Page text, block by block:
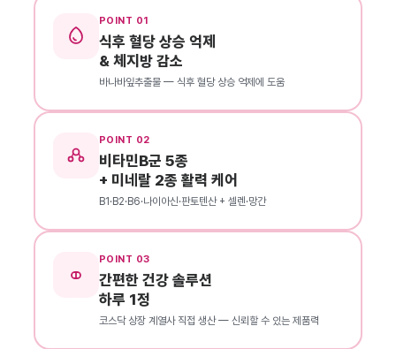
POINT 01
식후 혈당 상승 억제
& 체지방 감소
바나바잎추출물 — 식후 혈당 상승 억제에 도움
POINT 02
비타민B군 5종
+ 미네랄 2종 활력 케어
B1·B2·B6·나이아신·판토텐산 + 셀렌·망간
POINT 03
간편한 건강 솔루션
하루 1정
코스닥 상장 계열사 직접 생산 — 신뢰할 수 있는 제품력